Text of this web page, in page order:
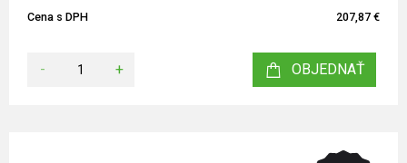
Cena s DPH 207,87 €
- + OBJEDNAŤ